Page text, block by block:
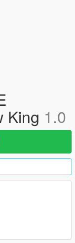
King 1.0